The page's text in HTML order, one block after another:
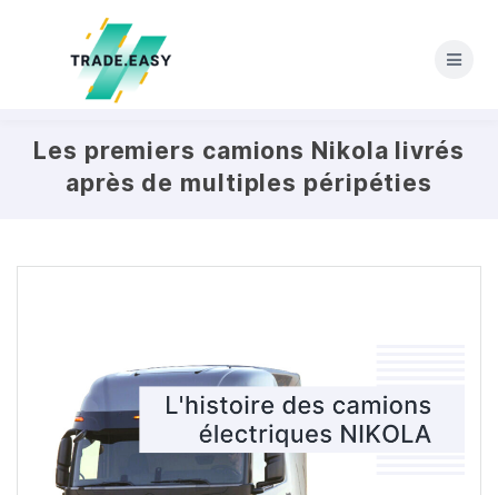
Les premiers camions Nikola livrés
après de multiples péripéties